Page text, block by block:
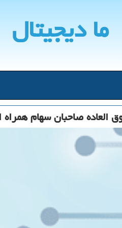
ما دیجیتال
العاده صاحبان سهام همراه